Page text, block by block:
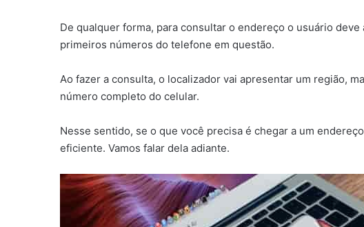
De qualquer forma, para consultar o endereço o usuário deve
primeiros números do telefone em questão.
Ao fazer a consulta, o localizador vai apresentar um região,
número completo do celular.
Nesse sentido, se o que você precisa é chegar a um
eficiente. Vamos falar dela adiante.